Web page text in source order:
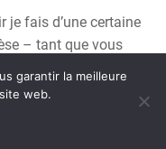
je fais d’une certaine
– tant que vous
vous aurez raison,
vous direz « la
; l’Amour doit
de choix
garantir la meilleure
web.